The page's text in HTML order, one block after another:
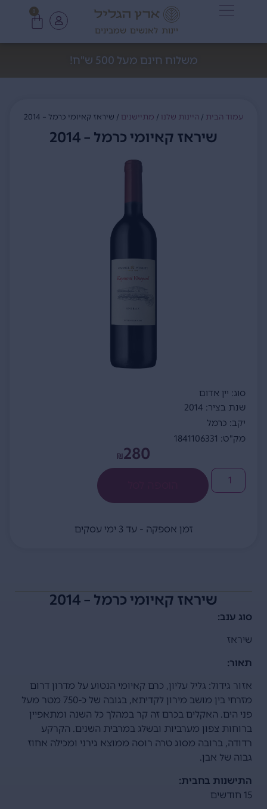
יינות לאנשים שמבינים
0
משלוח חינם מעל 500 ש"ח!
עמוד הבית / היינות שלנו / מתיישנים / שיראז קאיומי כרמל – 2014
שיראז קאיומי כרמל – 2014
סוג: יין אדום
שנת בציר: 2014
יקב: כרמל
מק"ט: 1841106331
₪280
זמן אספקה - עד 3 ימי עסקים
שיראז קאיומי כרמל – 2014
סוג ענב:
שיראז
תאור:
אזור גידול: גליל עליון, כרם קאיומי הנטוע על מדרון דרום
מזרחי בין מושב מירון לקדיתא, בגובה של כ-750 מטר מעל
פני הים. האקלים בכרם זה קר במהלך כל השנה ומתאפיין
ברוחות צפון מערביות ובשלג במרבית השנים. הקרקע
רדודה, ברובה מסוג טרה רוסה ממוצא גירני ומכילה אחוז
גבוה של אבן.
התישנות בחבית:
15 חודשים